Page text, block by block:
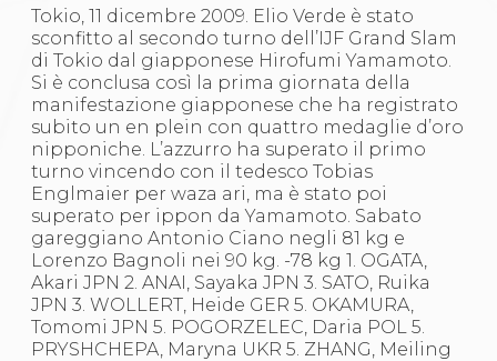
Albi Federali
Arbitri
Lotta
La disciplina
News
Gare e Risultati
Attività Didattica
Albi Federali
Karate
La disciplina
News
Gare e Risultati
Attività Didattica
Albi Federali
Arti marziali
Tokio, 11 dicembre 2009. Elio Verde è stato
sconfitto al secondo turno dell’IJF Grand Slam
di Tokio dal giapponese Hirofumi Yamamoto.
Si è conclusa così la prima giornata della
manifestazione giapponese che ha registrato
subito un en plein con quattro medaglie d’oro
nipponiche. L’azzurro ha superato il primo
turno vincendo con il tedesco Tobias
Englmaier per waza ari, ma è stato poi
superato per ippon da Yamamoto. Sabato
gareggiano Antonio Ciano negli 81 kg e
Lorenzo Bagnoli nei 90 kg. -78 kg 1. OGATA,
Akari JPN 2. ANAI, Sayaka JPN 3. SATO, Ruika
JPN 3. WOLLERT, Heide GER 5. OKAMURA,
Tomomi JPN 5. POGORZELEC, Daria POL 5.
PRYSHCHEPA, Maryna UKR 5. ZHANG, Meiling